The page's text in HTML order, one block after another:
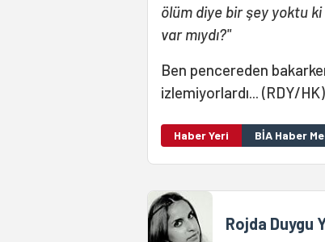
ölüm diye bir şey yoktu
var mıydı?"
Ben pencereden
izlemiyorlardı... (RDY/HK)
Haber Yeri BİA Haber
Rojda Duygu